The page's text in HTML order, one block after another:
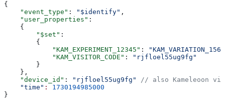
{
    "event_type"
: "$identify" ,
    "user_properties"
:
    {
        "$set"
:
        {
            "KAM_EXPERIMENT_12345"
:
            "KAM_VISITOR_CODE"
:
"rjfloel55ug9fg"
        }
    },
    "device_id"
: "rjfloel55ug9fg"
// also Kameleoon
    "time"
:
1730194985000
}